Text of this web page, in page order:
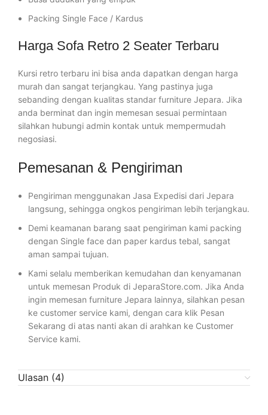
Packing Single Face / Kardus
Harga Sofa Retro 2 Seater Terbaru
Kursi retro terbaru ini bisa anda dapatkan dengan harga
murah dan sangat terjangkau. Yang pastinya juga
sebanding dengan kualitas standar furniture Jepara. Jika
anda berminat dan ingin memesan sesuai permintaan
silahkan hubungi admin kontak untuk mempermudah
negosiasi.
Pemesanan & Pengiriman
Pengiriman menggunakan Jasa Expedisi dari Jepara
langsung, sehingga ongkos pengiriman lebih terjangkau.
Demi keamanan barang saat pengiriman kami packing
dengan Single face dan paper kardus tebal, sangat
aman sampai tujuan.
Kami selalu memberikan kemudahan dan kenyamanan
untuk memesan Produk di JeparaStore.com. Jika Anda
ingin memesan furniture Jepara lainnya, silahkan pesan
ke customer service kami, dengan cara klik Pesan
Sekarang di atas nanti akan di arahkan ke Customer
Service kami.
Ulasan (4)